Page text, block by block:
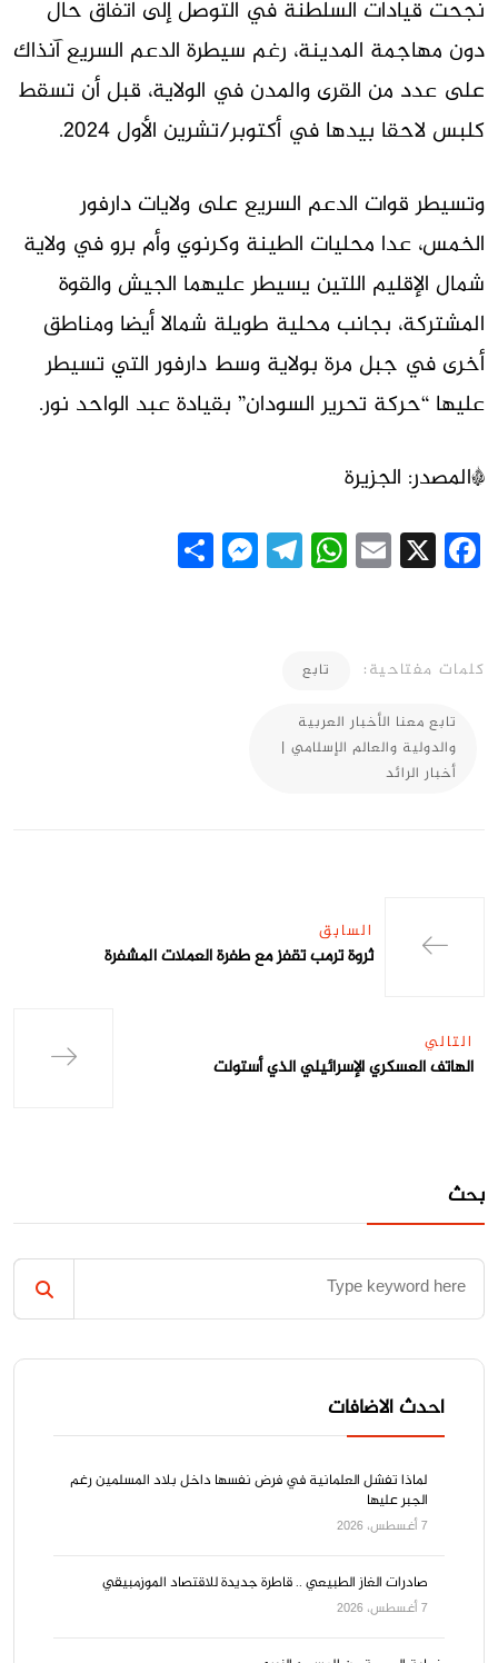
نجحت قيادات السلطنة في التوصل إلى اتفاق حال
دون مهاجمة المدينة، رغم سيطرة الدعم السريع آنذاك
على عدد من القرى والمدن في الولاية، قبل أن تسقط
كلبس لاحقا بيدها في أكتوبر/تشرين الأول 2024.
وتسيطر قوات الدعم السريع على ولايات دارفور
الخمس، عدا محليات الطينة وكرنوي وأم برو في ولاية
شمال الإقليم اللتين يسيطر عليهما الجيش والقوة
المشتركة، بجانب محلية طويلة شمالا أيضا ومناطق
أخرى في جبل مرة بولاية وسط دارفور التي تسيطر
عليها “حركة تحرير السودان” بقيادة عبد الواحد نور.
*المصدر: الجزيرة
Facebook
X
Email
WhatsApp
Telegram
Messenger
كلمات مفتاحية: تابع
تابع معنا الأخبار العربية
والدولية والعالم الإسلامي |
أخبار الرائد
السابق
ثروة ترمب تقفز مع طفرة العملات المشفرة
التالي
الهاتف العسكري الإسرائيلي الذي أستولت
بحث
احدث الاضافات
لماذا تفشل العلمانية في فرض نفسها داخل بلاد المسلمين رغم
الجبر عليها
7 أغسطس، 2026
صادرات الغاز الطبيعي .. قاطرة جديدة للاقتصاد الموزمبيقي
7 أغسطس، 2026